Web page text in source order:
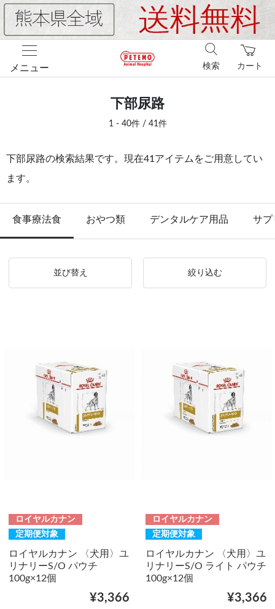
メニュー カート
検索
下部尿路
1 - 40件 / 41件
下部尿路の検索結果です。現在41アイテムをご用意してい
ます。
食事療法食 おやつ類 デンタルケア用品 サプ
並び替え 絞り込む
ロイヤルカナン
定期便対象
ロイヤルカナン 〈犬用〉ユ
リナリーS/O パウチ
100g×12個
¥3,366
ロイヤルカナン
定期便対象
ロイヤルカナン 〈犬用〉ユ
リナリーS/O ライト パウチ
100g×12個
¥3,366